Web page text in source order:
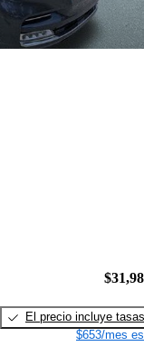
El precio incluye tasas
$653/mes